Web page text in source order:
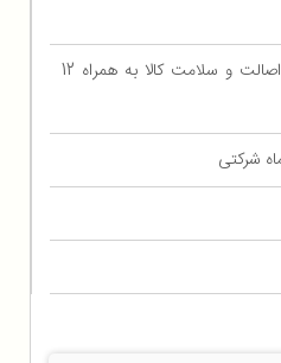
با ضمانت اصالت و سلامت کالا به همراه 12